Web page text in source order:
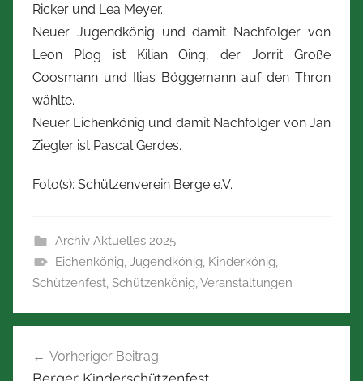
Ricker und Lea Meyer.
Neuer Jugendkönig und damit Nachfolger von
Leon Plog ist Kilian Oing, der Jorrit Große
Coosmann und Ilias Böggemann auf den Thron
wählte.
Neuer Eichenkönig und damit Nachfolger von Jan
Ziegler ist Pascal Gerdes.
Foto(s): Schützenverein Berge e.V.
Archiv Aktuelles 2025
Eichenkönig Jugendkönig Kinderkönig
Schützenfest Schützenkönig Veranstaltungen
Vorheriger Beitrag